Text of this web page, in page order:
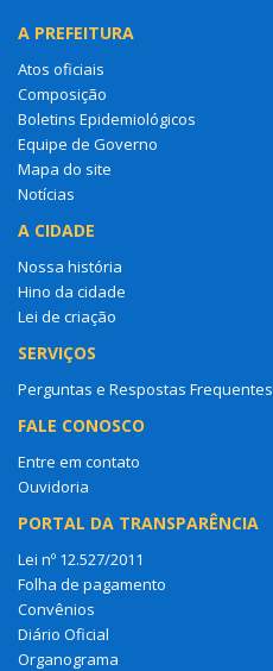
A PREFEITURA
Atos oficiais
Composição
Boletins Epidemiológicos
Equipe de Governo
Mapa do site
Notícias
A CIDADE
Nossa história
Hino da cidade
Lei de criação
SERVIÇOS
Perguntas e Respostas Frequentes
FALE CONOSCO
Entre em contato
Ouvidoria
PORTAL DA TRANSPARÊNCIA
Lei nº 12.527/2011
Folha de pagamento
Convênios
Diário Oficial
Organograma